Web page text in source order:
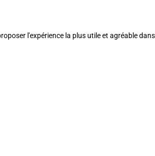
l'expérience la plus utile et agréable